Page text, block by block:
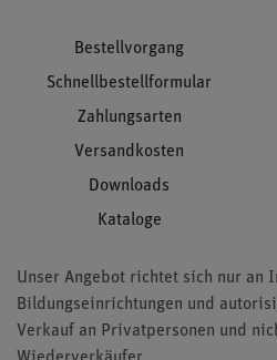
Bestellvorgang
Schnellbestellformular
Zahlungsarten
Versandkosten
Downloads
Kataloge
Unser Angebot richtet sich nur an
Bildungseinrichtungen und
Verkauf an Privatpersonen und